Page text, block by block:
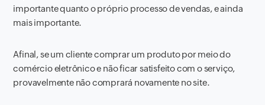
importante quanto o próprio processo de vendas, e ainda
mais importante.
Afinal, se um cliente comprar um produto por meio do
comércio eletrônico e não ficar satisfeito com o serviço,
provavelmente não comprará novamente no site.